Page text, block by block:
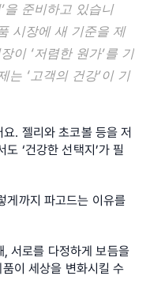
을 준비하고 있습니
시장에 새 기준을 제
이 ‘저렴한 원가’를 기
는 ‘고객의 건강’이 기
. 젤리와 초코볼 등을 저
‘건강한 선택지’가 필
게까지 파고드는 이유를
, 서로를 다정하게 보듬을
이 세상을 변화시킬 수